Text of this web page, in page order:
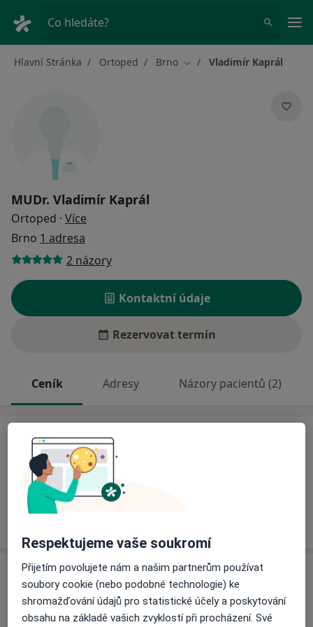
Co hledáte?
Hlavní Stránka Ortoped Brno Změna města
Vladimír Kaprál
MUDr. Vladimír Kaprál
Ortoped · Více
Brno 1 adresa
2 názory
Kontaktní údaje
Rezervovat termín
Ceník Adresy Názory pacientů (2)
Ceník
Informace o službách a cenách nejsou k dispozici
Tento specialista ještě nepřidával žádné informace o
svých službách.
Adresa
Ambulance odborného lékaře ortopeda
Vojtova 23, Brno63900
Respektujeme vaše soukromí
Přijetím povolujete nám a našim partnerům používat
soubory cookie (nebo podobné technologie) ke
shromažďování údajů pro statistické účely a poskytování
obsahu na základě vašich zvyklostí při procházení. Své